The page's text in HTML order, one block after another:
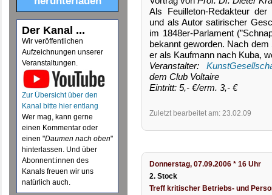
Der Kanal ...
Wir veröffentlichen
Aufzeichnungen unserer
Veranstaltungen.
Zur Übersicht über den
Kanal bitte hier entlang
Wer mag, kann gerne
einen Kommentar oder
einen "Daumen nach oben"
hinterlassen. Und über
Abonnent:innen des
Kanals freuen wir uns
natürlich auch.
Als Feuilleton-Redakteur
und als Autor satirischer
im 1848er-Parlament
bekannt geworden. Nach
er als Kaufmann nach Kuba,
Veranstalter:
dem Club Voltaire
Eintritt: 5,- €/erm. 3,- €
Zuletzt bearbeitet am: 23.02.09
Donnerstag, 07.09.2006 * 16 Uhr
2. Stock
Treff kritischer Betriebs- und